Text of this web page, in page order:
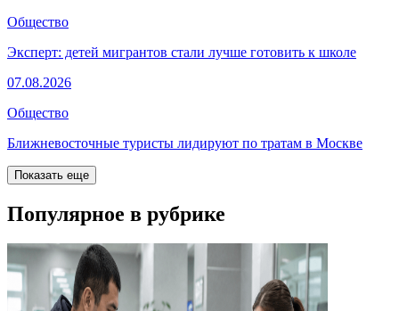
Общество
Эксперт: детей мигрантов стали лучше готовить к школе
07.08.2026
Общество
Ближневосточные туристы лидируют по тратам в Москве
Показать еще
Популярное в рубрике